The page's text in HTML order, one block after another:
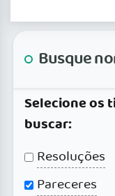
Busque
Selecione os
buscar:
Resoluções
Pareceres